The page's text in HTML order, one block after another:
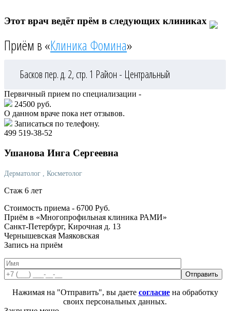
Этот врач ведёт прём в следующих клиниках
Приём в «Клиника Фомина»
Басков пер. д. 2, стр. 1 Район - Центральный
Первичный прием по специализации -
24500 руб.
О данном враче пока нет отзывов.
Записаться по телефону.
499 519-38-52
Ушанова Инга Сергеевна
Дерматолог , Косметолог
Стаж 6 лет
Стоимость приема - 6700 Руб.
Приём в «Многопрофильная клиника РАМИ»
Санкт-Петербург, Кирочная д. 13
Чернышевская Маяковская
Запись на приём
Нажимая на "Отправить", вы даете согласиена обработку
своих персональных данных.